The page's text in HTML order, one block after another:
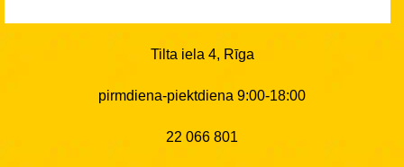
Tilta iela 4, Rīga
pirmdiena-piektdiena 9:00-18:00
22 066 801